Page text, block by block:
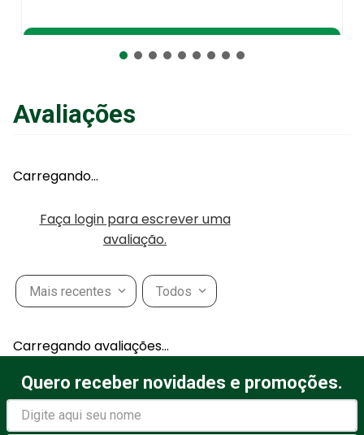
Avaliações
Carregando…
Faça login para escrever uma
avaliação.
Mais recentes Todos
Carregando avaliações…
Quero receber novidades e promoções.